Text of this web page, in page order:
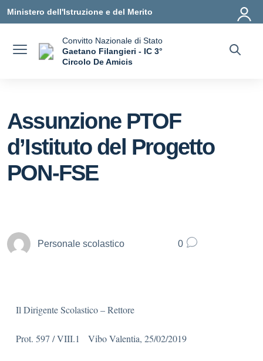
Ministero dell'Istruzione e del Merito
Convitto Nazionale di Stato
Gaetano Filangieri - IC 3°
Circolo De Amicis
Assunzione PTOF
d’Istituto del Progetto
PON-FSE
Personale scolastico 0
Il Dirigente Scolastico – Rettore
Prot. 597 / VIII.1 Vibo Valentia, 25/02/2019